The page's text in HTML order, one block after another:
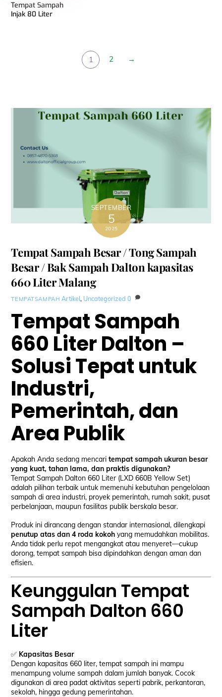
Tempat Sampah
Injak 80 Liter
1 2 →
SEPTEMBER
5
2025
Tempat Sampah Besar / Tong Sampah
Besar / Bak Sampah Dalton kapasitas
660 Liter Malang
TEMPATSAMPAH Artikel, Uncategorized 0
Tempat Sampah
660 Liter Dalton –
Solusi Tepat untuk
Industri,
Pemerintah, dan
Area Publik
Apakah Anda sedang mencaritempat sampah ukuran besar
yang kuat, tahan lama, dan praktis digunakan?
Tempat Sampah Dalton 660 Liter (LXD 660B Yellow Set)
adalah pilihan terbaik untuk memenuhi kebutuhan pengelolaan
sampah di area industri, proyek pemerintah, rumah sakit, pusat
perbelanjaan, maupun fasilitas publik berskala besar.
Produk ini dirancang dengan standar internasional, dilengkapi
penutup atas dan 4 roda kokoh yang memudahkan mobilitas.
Anda tidak perlu repot mengangkat atau menyeret—cukup
dorong, tempat sampah bisa dipindahkan dengan aman dan
efisien.
Keunggulan Tempat
Sampah Dalton 660
Liter
✅ Kapasitas Besar
Dengan kapasitas 660 liter, tempat sampah ini mampu
menampung volume sampah dalam jumlah banyak. Cocok
digunakan di area padat aktivitas seperti pabrik, perkantoran,
sekolah, hingga gedung pemerintahan.